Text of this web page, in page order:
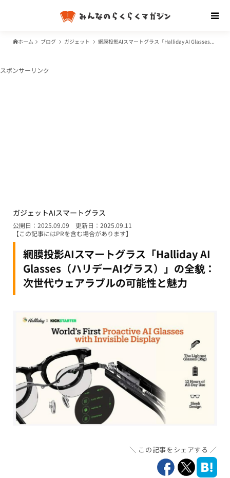
ホーム ブログ ガジェット 網膜投影AIスマートグラス「Halliday AI Glasses（ハリデーAIグラス）」の全貌：次世代ウェアラブルの可能性と魅力
スポンサーリンク
ガジェットAIスマートグラス
網膜投影AIスマートグラス「Halliday AI
Glasses（ハリデーAIグラス）」の全貌：
次世代ウェアラブルの可能性と魅力
公開日：2025.09.09
更新日：2025.09.11
【この記事にはPRを含む場合があります】
この記事をシェアする